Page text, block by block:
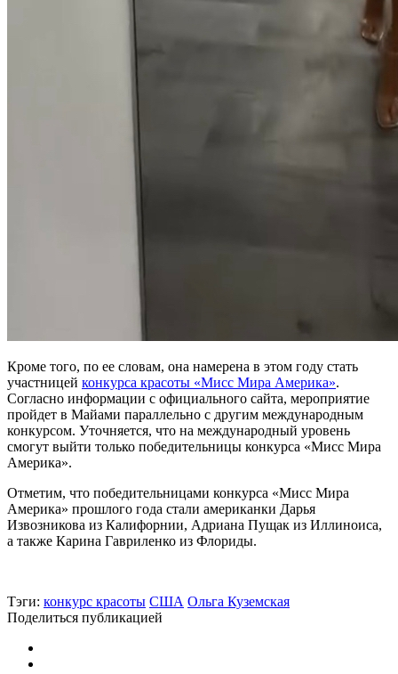
Кроме того, по ее словам, она намерена в этом году стать
участницей конкурса красоты «Мисс Мира Америка».
Согласно информации с официального сайта, мероприятие
пройдет в Майами параллельно с другим международным
конкурсом. Уточняется, что на международный уровень
смогут выйти только победительницы конкурса «Мисс Мира
Америка».
Отметим, что победительницами конкурса «Мисс Мира
Америка» прошлого года стали американки Дарья
Извозникова из Калифорнии, Адриана Пущак из Иллиноиса,
а также Карина Гавриленко из Флориды.
Тэги: конкурс красоты США Ольга Куземская
Поделиться публикацией